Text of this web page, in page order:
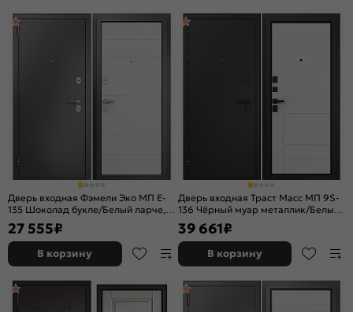
Дверь входная Фэмели Эко МП E-
135 Шоколад букле/Белый ларче, 2
замка
27 555₽
В корзину
Дверь входная Траст Масс МП 9S-
136 Чёрный муар металлик/Белый
софт, 2 замка, с ночной задвижкой
39 661₽
В корзину